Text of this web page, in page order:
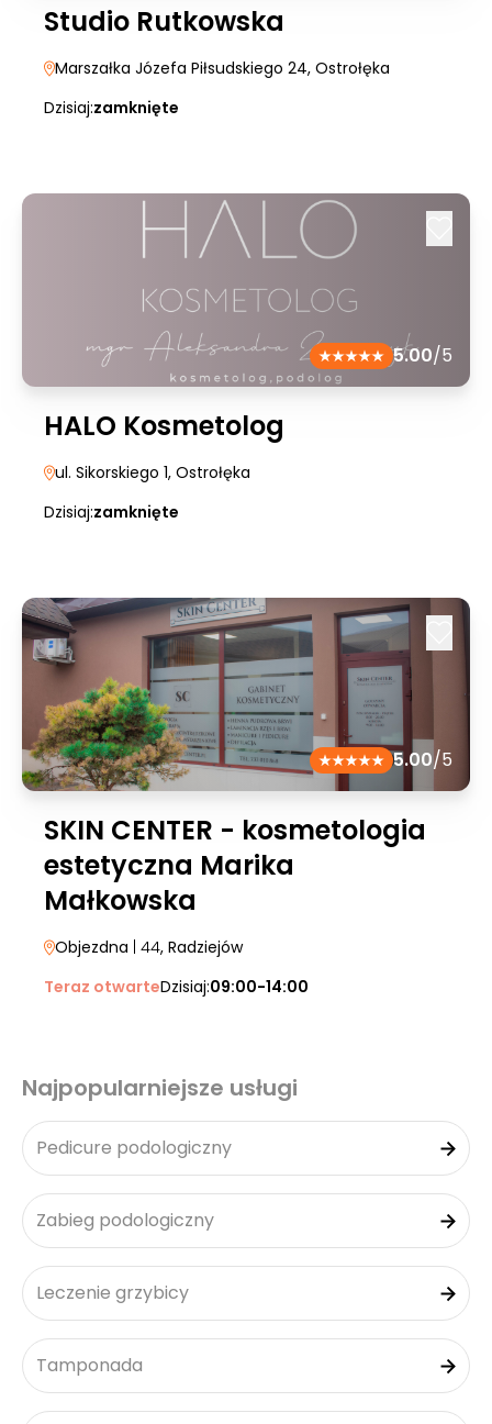
Studio Rutkowska
Marszałka Józefa Piłsudskiego 24, Ostrołęka
Dzisiaj:zamknięte
5.00/5
HALO Kosmetolog
ul. Sikorskiego 1, Ostrołęka
Dzisiaj:zamknięte
5.00/5
SKIN CENTER - kosmetologia
estetyczna Marika
Małkowska
Objezdna | 44, Radziejów
Teraz otwarteDzisiaj:09:00-14:00
Najpopularniejsze usługi
Pedicure podologiczny
Zabieg podologiczny
Leczenie grzybicy
Tamponada